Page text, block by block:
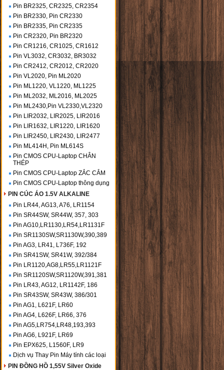
Pin BR2325, CR2325, CR2354
Pin BR2330, Pin CR2330
Pin BR2335, Pin CR2335
Pin CR2320, Pin BR2320
Pin CR1216, CR1025, CR1612
Pin VL3032, CR3032, BR3032
Pin CR2412, CR2012, CR2020
Pin VL2020, Pin ML2020
Pin ML1220, VL1220, ML1225
Pin ML2032, ML2016, ML2025
Pin ML2430,Pin VL2330,VL2320
Pin LIR2032, LIR2025, LIR2016
Pin LIR1632, LIR1220, LIR1620
Pin LIR2450, LIR2430, LIR2477
Pin ML414H, Pin ML614S
Pin CMOS CPU-Laptop CHÂN
THÉP
Pin CMOS CPU-Laptop ZẮC CẮM
Pin CMOS CPU-Laptop thông dụng
PIN CÚC ÁO 1.5V ALKALINE
Pin LR44, AG13, A76, LR1154
Pin SR44SW, SR44W, 357, 303
Pin AG10,LR1130,LR54,LR1131F
Pin SR1130SW,SR1130W,390,389
Pin AG3, LR41, L736F, 192
Pin SR41SW, SR41W, 392/384
Pin LR1120,AG8,LR55,LR1121F
Pin SR1120SW,SR1120W,391,381
Pin LR43, AG12, LR1142F, 186
Pin SR43SW, SR43W, 386/301
Pin AG1, L621F, LR60
Pin AG4, L626F, LR66, 376
Pin AG5,LR754,LR48,193,393
Pin AG6, L921F, LR69
Pin EPX625, L1560F, LR9
Dịch vụ Thay Pin Máy tính các loại
PIN ĐỒNG HỒ 1,55V Silver Oxide